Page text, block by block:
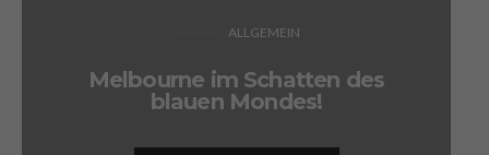
ALLGEMEIN
Melbourne im Schatten des
blauen Mondes!